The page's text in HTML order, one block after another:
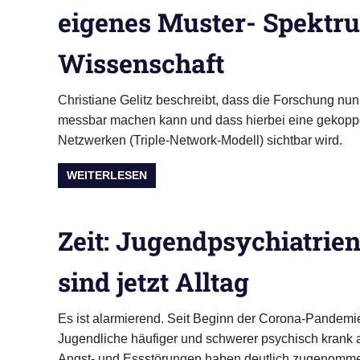
Paarberatung
eigenes Muster-
Wissenschaft
Christiane Gelitz beschreibt, dass die Forschung
messbar machen kann und dass hierbei eine
Netzwerken (Triple-Network-Modell) sichtbar wird.
WEITERLESEN
Zeit:
sind jetzt Alltag
Es ist alarmierend. Seit Beginn der Corona-
Jugendliche häufiger und schwerer psychisch krank